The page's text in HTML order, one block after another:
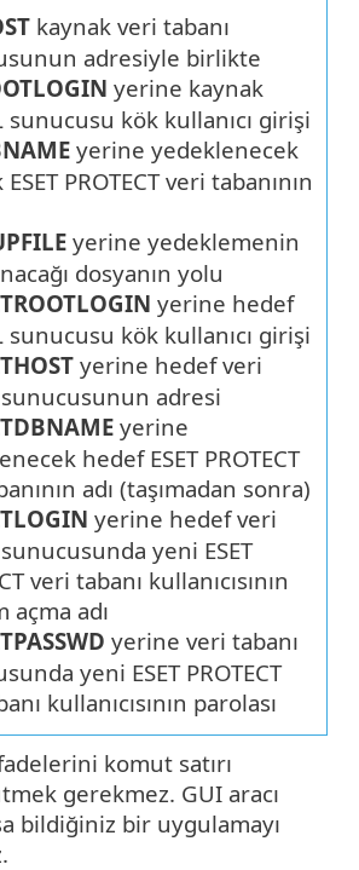
kaynak veri tabanı
adresiyle birlikte
yerine kaynak
sunucusu kök kullanıcı girişi
yerine yedeklenecek
PROTECT veri tabanının
yerine yedeklemenin
dosyanın yolu
yerine hedef
sunucusu kök kullanıcı girişi
yerine hedef veri
sunucusunun adresi
yerine
hedef ESET PROTECT
adı (taşımadan sonra)
yerine hedef veri
sunucusunda yeni ESET
veri tabanı kullanıcısının
açma adı
yerine veri tabanı
yeni ESET PROTECT
kullanıcısının parolası
komut satırı
gerekmez. GUI aracı
bildiğiniz bir uygulamayı